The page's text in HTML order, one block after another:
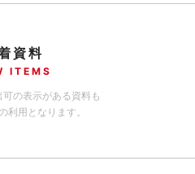
資料
ITEMS
の表示がある資料も
利用となります。